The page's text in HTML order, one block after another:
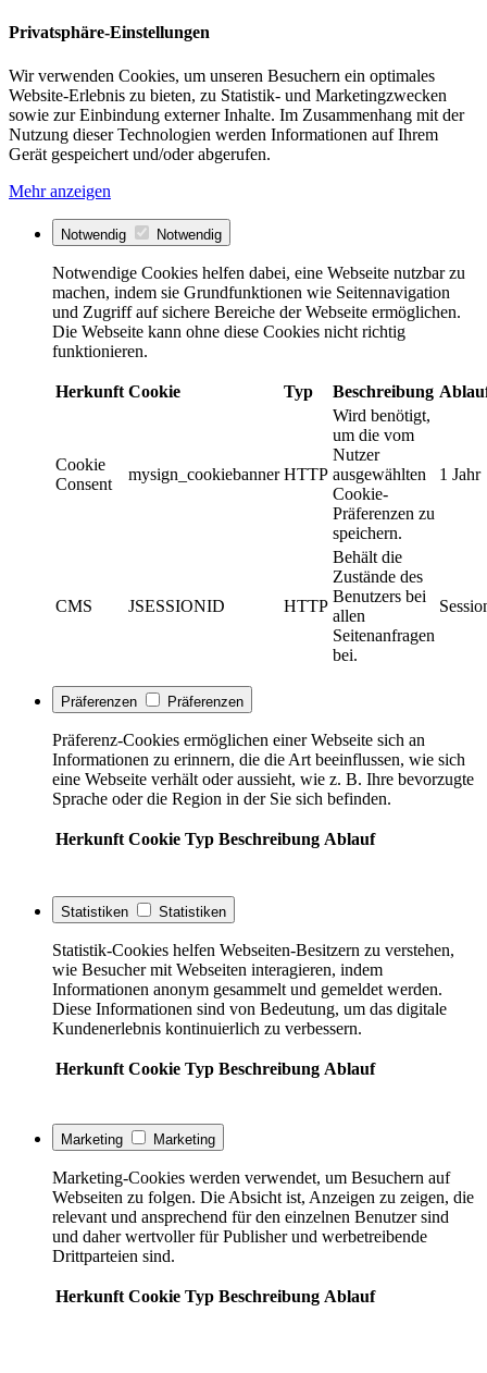
Privatsphäre-Einstellungen
Wir verwenden Cookies, um unseren Besuchern ein optimales
Website-Erlebnis zu bieten, zu Statistik- und Marketingzwecken
sowie zur Einbindung externer Inhalte. Im Zusammenhang mit der
Nutzung dieser Technologien werden Informationen auf Ihrem
Gerät gespeichert und/oder abgerufen.
Mehr anzeigen
Notwendig Notwendig
Notwendige Cookies helfen dabei, eine Webseite nutzbar zu
machen, indem sie Grundfunktionen wie Seitennavigation
und Zugriff auf sichere Bereiche der Webseite ermöglichen.
Die Webseite kann ohne diese Cookies nicht richtig
funktionieren.
Herkunft Cookie Typ Beschreibung
Cookie
Consent
mysign_cookiebanner HTTP
Wird benötigt,
um die vom
Nutzer
ausgewählten
Cookie-
Präferenzen zu
speichern.
1 Jahr
CMS JSESSIONID HTTP
Behält die
Zustände des
Benutzers bei
allen
Seitenanfragen
bei.
Präferenzen Präferenzen
Präferenz-Cookies ermöglichen einer Webseite sich an
Informationen zu erinnern, die die Art beeinflussen, wie sich
eine Webseite verhält oder aussieht, wie z. B. Ihre bevorzugte
Sprache oder die Region in der Sie sich befinden.
Herkunft Cookie Typ Beschreibung Ablauf
Statistiken Statistiken
Statistik-Cookies helfen Webseiten-Besitzern zu verstehen,
wie Besucher mit Webseiten interagieren, indem
Informationen anonym gesammelt und gemeldet werden.
Diese Informationen sind von Bedeutung, um das digitale
Kundenerlebnis kontinuierlich zu verbessern.
Herkunft Cookie Typ Beschreibung Ablauf
Marketing Marketing
Marketing-Cookies werden verwendet, um Besuchern auf
Webseiten zu folgen. Die Absicht ist, Anzeigen zu zeigen, die
relevant und ansprechend für den einzelnen Benutzer sind
und daher wertvoller für Publisher und werbetreibende
Drittparteien sind.
Herkunft Cookie Typ Beschreibung Ablauf